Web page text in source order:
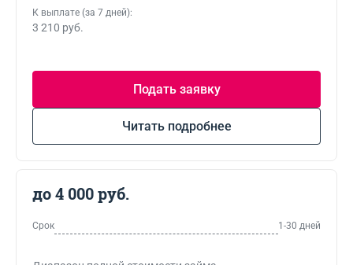
К выплате (за 7 дней):
3 210 руб.
Подать заявку
Читать подробнее
до 4 000 руб.
Срок 1-30 дней